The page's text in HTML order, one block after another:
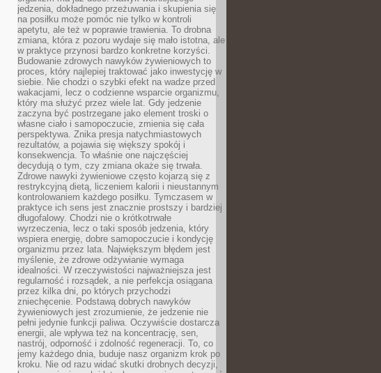
jedzenia, dokładnego przeżuwania i skupienia się
na posiłku może pomóc nie tylko w kontroli
apetytu, ale też w poprawie trawienia. To drobna
zmiana, która z pozoru wydaje się mało istotna, ale
w praktyce przynosi bardzo konkretne korzyści.
Budowanie zdrowych nawyków żywieniowych to
proces, który najlepiej traktować jako inwestycję w
siebie. Nie chodzi o szybki efekt na wadze przed
wakacjami, lecz o codzienne wsparcie organizmu,
który ma służyć przez wiele lat. Gdy jedzenie
zaczyna być postrzegane jako element troski o
własne ciało i samopoczucie, zmienia się cała
perspektywa. Znika presja natychmiastowych
rezultatów, a pojawia się większy spokój i
konsekwencja. To właśnie one najczęściej
decydują o tym, czy zmiana okaże się trwała.
Zdrowe nawyki żywieniowe często kojarzą się z
restrykcyjną dietą, liczeniem kalorii i nieustannym
kontrolowaniem każdego posiłku. Tymczasem w
praktyce ich sens jest znacznie prostszy i bardziej
długofalowy. Chodzi nie o krótkotrwałe
wyrzeczenia, lecz o taki sposób jedzenia, który
wspiera energię, dobre samopoczucie i kondycję
organizmu przez lata. Największym błędem jest
myślenie, że zdrowe odżywianie wymaga
idealności. W rzeczywistości najważniejsza jest
regularność i rozsądek, a nie perfekcja osiągana
przez kilka dni, po których przychodzi
zniechęcenie. Podstawą dobrych nawyków
żywieniowych jest zrozumienie, że jedzenie nie
pełni jedynie funkcji paliwa. Oczywiście dostarcza
energii, ale wpływa też na koncentrację, sen,
nastrój, odporność i zdolność regeneracji. To, co
jemy każdego dnia, buduje nasz organizm krok po
kroku. Nie od razu widać skutki drobnych decyzji,